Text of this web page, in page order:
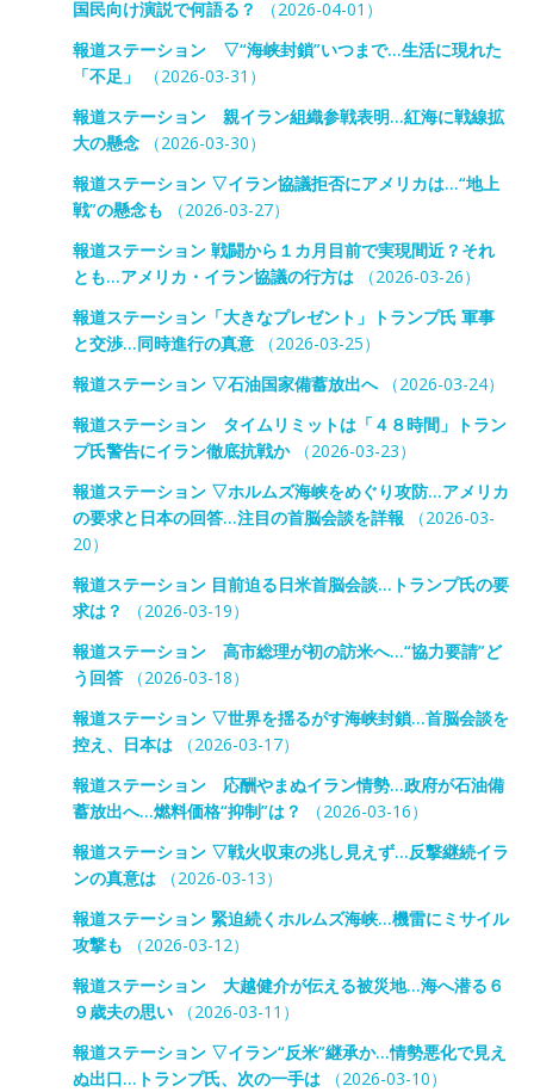
国民向け演説で何語る？
（2026-04-01）
報道ステーション ▽“海峡封鎖”いつまで…生活に現れた
「不足」
（2026-03-31）
報道ステーション 親イラン組織参戦表明…紅海に戦線拡
大の懸念（2026-03-30）
報道ステーション ▽イラン協議拒否にアメリカは…“地上
戦”の懸念も （2026-03-27）
報道ステーション 戦闘から１カ月目前で実現間近？それ
とも…アメリカ・イラン協議の行方は（2026-03-26）
報道ステーション「大きなプレゼント」トランプ氏 軍事
と交渉…同時進行の真意（2026-03-25）
報道ステーション ▽石油国家備蓄放出へ（2026-03-24）
報道ステーション タイムリミットは「４８時間」トラン
プ氏警告にイラン徹底抗戦か（2026-03-23）
報道ステーション ▽ホルムズ海峡をめぐり攻防…アメリカ
の要求と日本の回答…注目の首脳会談を詳報 （2026-03-
20）
報道ステーション 目前迫る日米首脳会談…トランプ氏の要
求は？
（2026-03-19）
報道ステーション 高市総理が初の訪米へ…“協力要請”ど
う回答（2026-03-18）
報道ステーション ▽世界を揺るがす海峡封鎖…首脳会談を
控え、日本は（2026-03-17）
報道ステーション 応酬やまぬイラン情勢…政府が石油備
蓄放出へ…燃料価格“抑制”は？
（2026-03-16）
報道ステーション ▽戦火収束の兆し見えず…反撃継続イラ
ンの真意は（2026-03-13）
報道ステーション 緊迫続くホルムズ海峡…機雷にミサイル
攻撃も （2026-03-12）
報道ステーション 大越健介が伝える被災地…海へ潜る６
９歳夫の思い（2026-03-11）
報道ステーション ▽イラン“反米”継承か…情勢悪化で見え
ぬ出口…トランプ氏、次の一手は（2026-03-10）